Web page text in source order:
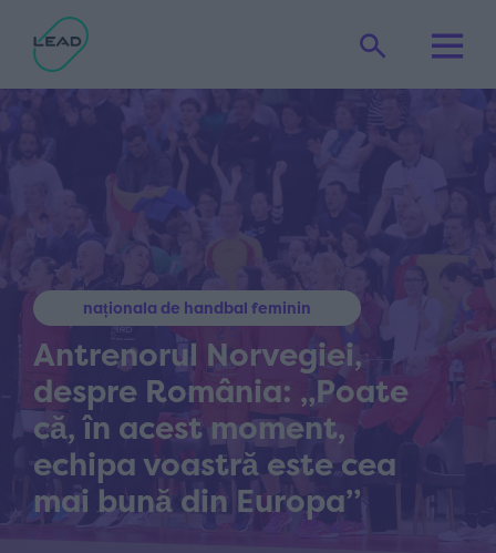
naționala de handbal feminin
Antrenorul Norvegiei,
despre România: „Poate
că, în acest moment,
echipa voastră este cea
mai bună din Europa”